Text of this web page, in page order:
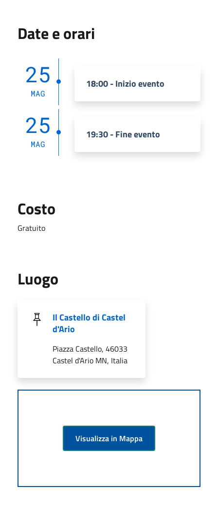
Date e orari
25
MAG
18:00 - Inizio evento
25
MAG
19:30 - Fine evento
Costo
Gratuito
Luogo
Il Castello di Castel
d'Ario
Piazza Castello, 46033
Castel d'Ario MN, Italia
Visualizza in Mappa